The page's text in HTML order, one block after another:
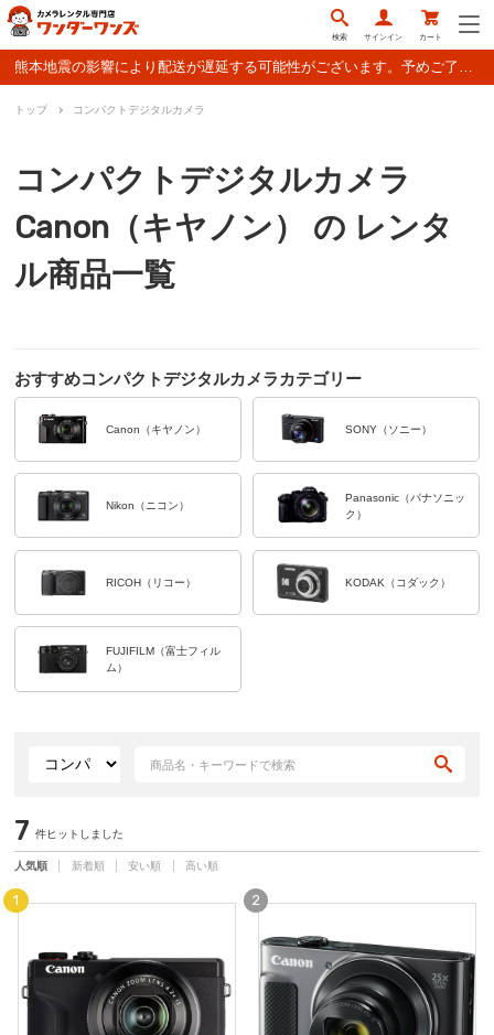
検索 サインイン カート
トップ コンパクトデジタルカメラ
コンパクトデジタルカメラ
Canon（キヤノン） の レンタ
ル商品一覧
おすすめコンパクトデジタルカメラカテゴリー
Canon（キヤノン） SONY（ソニー）
Nikon（ニコン）
Panasonic（パナソニッ
ク）
RICOH（リコー） KODAK（コダック）
FUJIFILM（富士フィル
ム）
7 件ヒットしました
人気順 新着順 安い順 高い順